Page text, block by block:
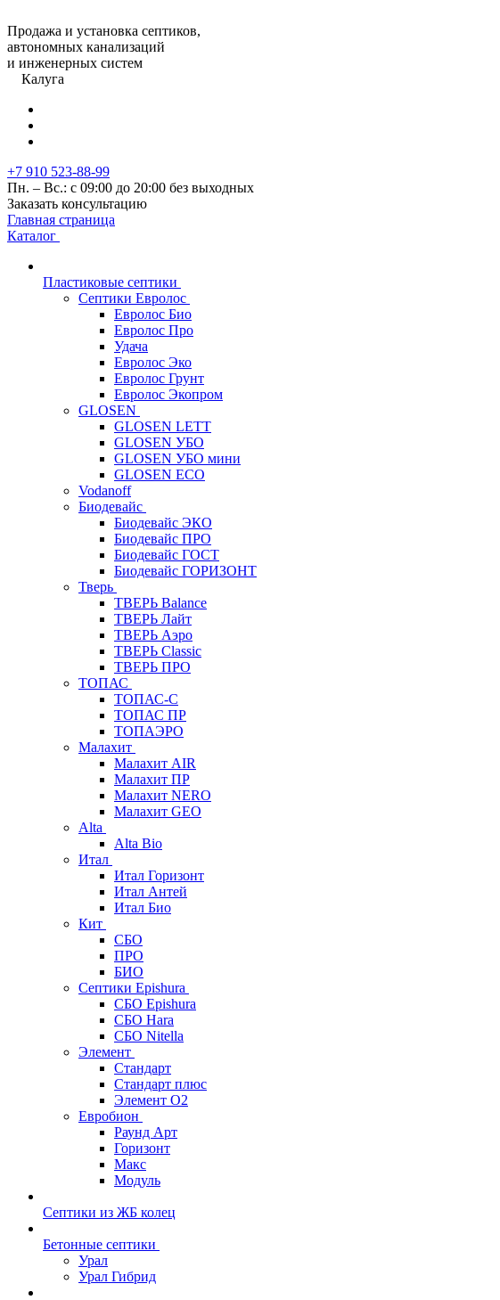
Продажа и установка септиков,
автономных канализаций
и инженерных систем
Калуга
+7 910 523-88-99
Пн. – Вс.: с 09:00 до 20:00 без выходных
Заказать консультацию
Главная страница
Каталог
Пластиковые септики
Септики Евролос
Евролос Био
Евролос Про
Удача
Евролос Эко
Евролос Грунт
Евролос Экопром
GLOSEN
GLOSEN LETT
GLOSEN УБО
GLOSEN УБО мини
GLOSEN ECO
Vodanoff
Биодевайс
Биодевайс ЭКО
Биодевайс ПРО
Биодевайс ГОСТ
Биодевайс ГОРИЗОНТ
Тверь
ТВЕРЬ Balance
ТВЕРЬ Лайт
ТВЕРЬ Аэро
ТВЕРЬ Classic
ТВЕРЬ ПРО
ТОПАС
ТОПАС-С
ТОПАС ПР
ТОПАЭРО
Малахит
Малахит AIR
Малахит ПР
Малахит NERO
Малахит GEO
Alta
Alta Bio
Итал
Итал Горизонт
Итал Антей
Итал Био
Кит
СБО
ПРО
БИО
Септики Epishura
СБО Epishura
СБО Hara
СБО Nitella
Элемент
Стандарт
Стандарт плюс
Элемент О2
Евробион
Раунд Арт
Горизонт
Макс
Модуль
Септики из ЖБ колец
Бетонные септики
Урал
Урал Гибрид